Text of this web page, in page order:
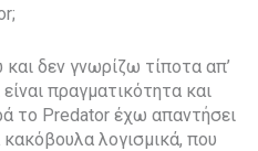
δεν γνωρίζω τίποτα απ’
πραγματικότητα και
το Predator έχω απαντήσει
λογισμικά, που